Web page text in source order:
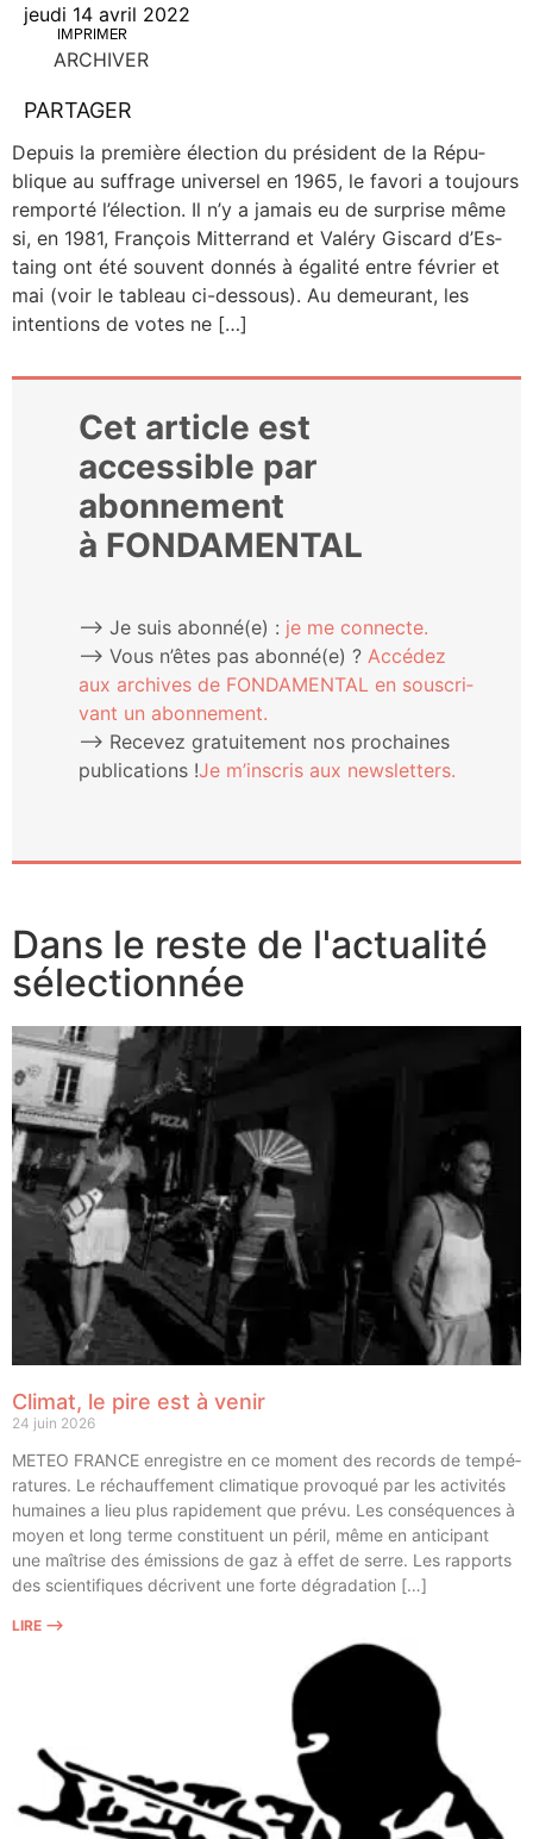
jeudi 14 avril 2022
IMPRIMER
ARCHIVER
PARTAGER
Depuis la pre­mière élec­tion du pré­sident de la Répu­
blique au suf­frage uni­ver­sel en 1965, le favo­ri a tou­jours
rem­por­té l’élection. Il n’y a jamais eu de sur­prise même
si, en 1981, Fran­çois Mit­ter­rand et Valé­ry Gis­card d’Es­
taing ont été sou­vent don­nés à éga­li­té entre février et
mai (voir le tableau ci-des­­sous). Au demeu­rant, les
inten­tions de votes ne […]
Cet article est
accessible par
abonnement
à FONDAMENTAL
⟶ Je suis abonné(e) : je me connecte.
⟶ Vous n’êtes pas abonné(e) ? Accé­dez
aux archives de FONDAMENTAL en sous­cri­
vant un abonnement.
⟶ Rece­vez gra­tui­te­ment nos pro­chaines
publi­ca­tions !Je m’ins­cris aux newsletters.
Dans le reste de l'actualité
sélectionnée
Climat, le pire est à venir
24 juin 2026
METEO FRANCE enre­gistre en ce moment des records de tem­pé­
ra­tures. Le réchauf­fe­ment cli­ma­tique pro­vo­qué par les acti­vi­tés
humaines a lieu plus rapi­de­ment que pré­vu. Les consé­quences à
moyen et long terme consti­tuent un péril, même en anti­ci­pant
une maî­trise des émis­sions de gaz à effet de serre. Les rap­ports
des scien­ti­fiques décrivent une forte dégradation […]
LIRE ⟶